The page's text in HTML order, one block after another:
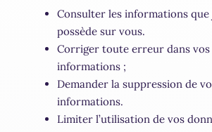
Consulter les informations que
possède sur vous.
Corriger toute erreur dans vos
informations ;
Demander la suppression de
informations.
Limiter l’utilisation de vos